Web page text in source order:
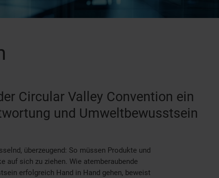
Circular Valley Convention ein
und Umweltbewusstsein
überzeugend: So müssen Produkte und
auf sich zu ziehen. Wie atemberaubende
erfolgreich Hand in Hand gehen, beweist